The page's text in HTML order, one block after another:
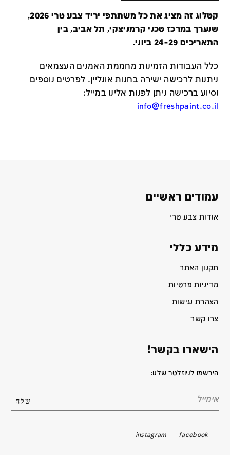
קטלוג זה מציג את כל משתתפי יריד צבע טרי 2026,
שנערך במרכז טכני קרמניצקי, תל אביב, בין
התאריכים 24-29 ביוני.
כלל העבודות הזמינות מחממת האמנים העצמאים
ניתנות לרכישה ישירה בחנות אונליין. לפרטים נוספים
וסיוע ברכישה ניתן לפנות אלינו במייל:
info@freshpaint.co.il
עמודים ראשיים
אודות צבע טרי
מידע כללי
תקנון האתר
מדיניות פרטיות
הצהרת נגישות
צרו קשר
הישארו בקשר!
הירשמו לניוזלטר שלנו:
facebook
instagram